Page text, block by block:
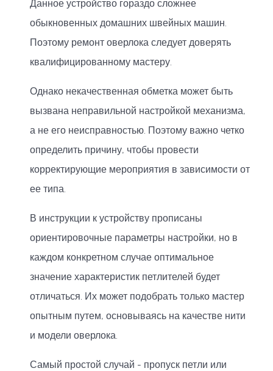
Данное устройство гораздо сложнее
обыкновенных домашних швейных машин.
Поэтому ремонт оверлока следует доверять
квалифицированному мастеру.
Однако некачественная обметка может быть
вызвана неправильной настройкой механизма,
а не его неисправностью. Поэтому важно четко
определить причину, чтобы провести
корректирующие мероприятия в зависимости от
ее типа.
В инструкции к устройству прописаны
ориентировочные параметры настройки, но в
каждом конкретном случае оптимальное
значение характеристик петлителей будет
отличаться. Их может подобрать только мастер
опытным путем, основываясь на качестве нити
и модели оверлока.
Самый простой случай - пропуск петли или